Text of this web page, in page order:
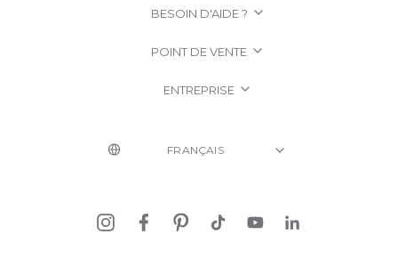
BESOIN D'AIDE ?
POINT DE VENTE
ENTREPRISE